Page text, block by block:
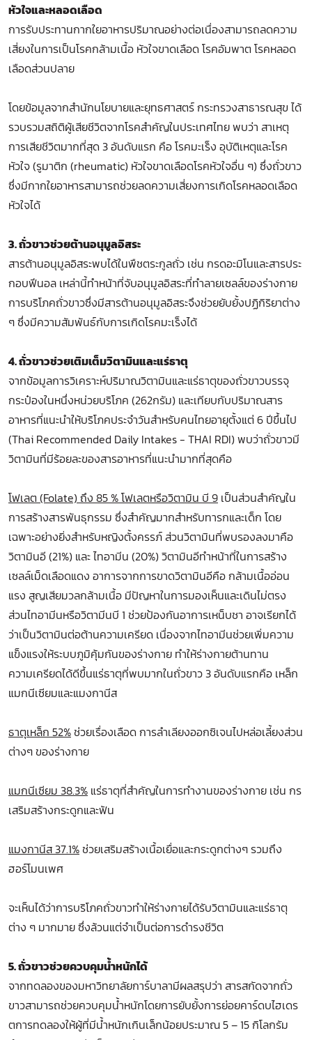
หัวใจและหลอดเลือด
การรับประทานกากใยอาหารปริมาณอย่างต่อเนื่องสามารถลดความ
เสี่ยงในการเป็นโรคกล้ามเนื้อ หัวใจขาดเลือด โรคอัมพาต โรคหลอด
เลือดส่วนปลาย
โดยข้อมูลจากสำนักนโยบายและยุทธศาสตร์ กระทรวงสาธารณสุข ได้
รวบรวมสถิติผู้เสียชีวิตจากโรคสำคัญในประเทศไทย พบว่า สาเหตุ
การเสียชีวิตมากที่สุด 3 อันดับแรก คือ โรคมะเร็ง อุบัติเหตุและโรค
หัวใจ (รูมาติก (rheumatic) หัวใจขาดเลือดโรคหัวใจอื่น ๆ) ซึ่งถั่วขาว
ซึ่งมีกากใยอาหารสามารถช่วยลดความเสี่ยงการเกิดโรคหลอดเลือด
หัวใจได้
3. ถั่วขาวช่วยต้านอนุมูลอิสระ
สารต้านอนุมูลอิสระพบได้ในพืชตระกูลถั่ว เช่น กรดอะมิโนและสารประ
กอบฟีนอล เหล่านี้ทำหน้าที่จับอนุมูลอิสระที่ทำลายเซลล์ของร่างกาย
การบริโภคถั่วขาวซึ่งมีสารต้านอนุมูลอิสระจึงช่วยยับยั้งปฏิกิริยาต่าง
ๆ ซึ่งมีความสัมพันธ์กับการเกิดโรคมะเร็งได้
4. ถั่วขาวช่วยเติมเต็มวิตามินและแร่ธาตุ
จากข้อมูลการวิเคราะห์ปริมาณวิตามินและแร่ธาตุของถั่วขาวบรรจุ
กระป๋องในหนึ่งหน่วยบริโภค (262กรัม) และเทียบกับปริมาณสาร
อาหารที่แนะนำให้บริโภคประจำวันสำหรับคนไทยอายุตั้งแต่ 6 ปีขึ้นไป
(Thai Recommended Daily Intakes - THAI RDI) พบว่าถั่วขาวมี
วิตามินที่มีร้อยละของสารอาหารที่แนะนำมากที่สุดคือ
โฟเลต (Folate) ถึง 85 % โฟเลตหรือวิตามิน บี 9 เป็นส่วนสำคัญใน
การสร้างสารพันธุกรรม ซึ่งสำคัญมากสำหรับทารกและเด็ก โดย
เฉพาะอย่างยิ่งสำหรับหญิงตั้งครรภ์ ส่วนวิตามินที่พบรองลงมาคือ
วิตามินอี (21%) และ ไทอามีน (20%) วิตามินอีทำหน้าที่ในการสร้าง
เซลล์เม็ดเลือดแดง อาการจากการขาดวิตามินอีคือ กล้ามเนื้ออ่อน
แรง สูญเสียมวลกล้ามเนื้อ มีปัญหาในการมองเห็นและเดินไม่ตรง
ส่วนไทอามีนหรือวิตามีนบี 1 ช่วยป้องกันอาการเหน็บชา อาจเรียกได้
ว่าเป็นวิตามินต่อต้านความเครียด เนื่องจากไทอามีนช่วยเพิ่มความ
แข็งแรงให้ระบบภูมิคุ้มกันของร่างกาย ทำให้ร่างกายต้านทาน
ความเครียดได้ดีขึ้นแร่ธาตุที่พบมากในถั่วขาว 3 อันดับแรกคือ เหล็ก
แมกนีเซียมและแมงกานีส
ธาตุเหล็ก 52%ช่วยเรื่องเลือด การลำเลียงออกซิเจนไปหล่อเลี้ยงส่วน
ต่างๆ ของร่างกาย
แมกนีเซียม 38.3% แร่ธาตุที่สำคัญในการทำงานของร่างกาย เช่น กร
เสริมสร้างกระดูกและฟัน
แมงกานีส 37.1%ช่วยเสริมสร้างเนื้อเยื่อและกระดูกต่างๆ รวมถึง
ฮอร์โมนเพศ
จะเห็นได้ว่าการบริโภคถั่วขาวทำให้ร่างกายได้รับวิตามินและแร่ธาตุ
ต่าง ๆ มากมาย ซึ่งล้วนแต่จำเป็นต่อการดำรงชีวิต
5. ถั่วขาวช่วยควบคุมน้ำหนักได้
จากทดลองของมหาวิทยาลัยการ์บาลามีผลสรุปว่า สารสกัดจากถั่ว
ขาวสามารถช่วยควบคุมน้ำหนักโดยการยับยั้งการย่อยคาร์ดบไฮเดร
ตการทดลองให้ผู้ที่มีน้ำหนักเกินเล็กน้อยประมาณ 5 – 15 กิโลกรัม